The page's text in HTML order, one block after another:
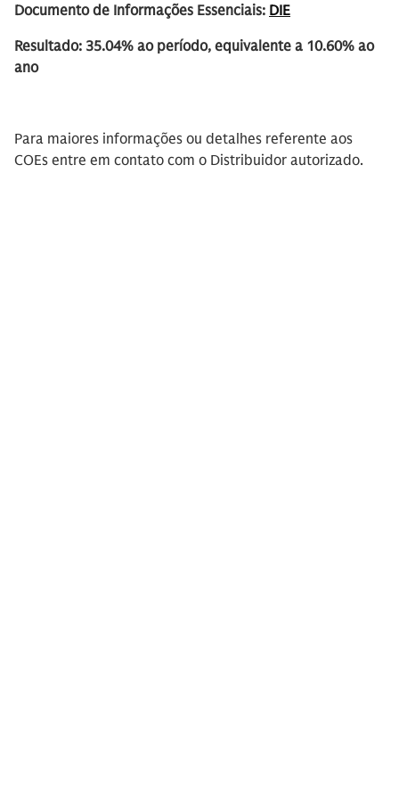
Documento de Informações Essenciais: DIE
Resultado: 35.04% ao período, equivalente a 10.60% ao
ano
Para maiores informações ou detalhes referente aos
COEs entre em contato com o Distribuidor autorizado.